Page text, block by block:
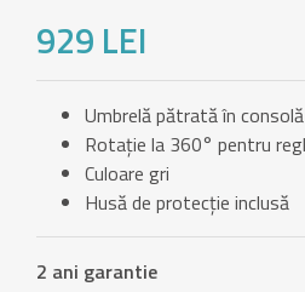
929 LEI
Umbrelă pătrată în
Rotație la 360° pentru
Culoare gri
Husă de protecție inclusă
2 ani garantie